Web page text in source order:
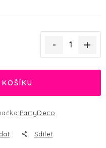
PartyDeco
Sdílet